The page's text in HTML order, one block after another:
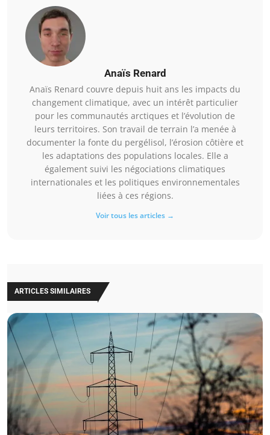
Anaïs Renard
Anaïs Renard couvre depuis huit ans les impacts du
changement climatique, avec un intérêt particulier
pour les communautés arctiques et l’évolution de
leurs territoires. Son travail de terrain l’a menée à
documenter la fonte du pergélisol, l’érosion côtière et
les adaptations des populations locales. Elle a
également suivi les négociations climatiques
internationales et les politiques environnementales
liées à ces régions.
Voir tous les articles →
ARTICLES SIMILAIRES